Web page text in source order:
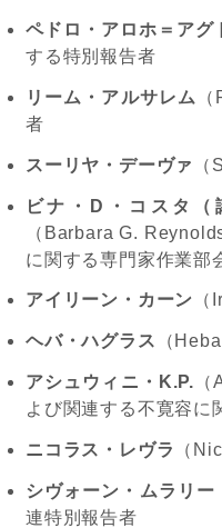
ペドロ・アロホ＝アグ
する特別報告者
リーム・アルサレム （
者
スーリヤ・デーヴァ （
ビナ・ D ・コスタ（
（ Barbara G.
に関する専門家作業部
アイリーン・カーン （
ヘバ・ハグラス （
アシュウィニ・ K.P. （
よび関連する不寛容に
ニコラス・レヴラ （
シヴォーン・ムラリー
連特別報告者